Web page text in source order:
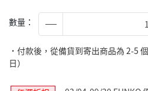
數量：
˙付款後，從備貨到寄出商品為 2-5
日）